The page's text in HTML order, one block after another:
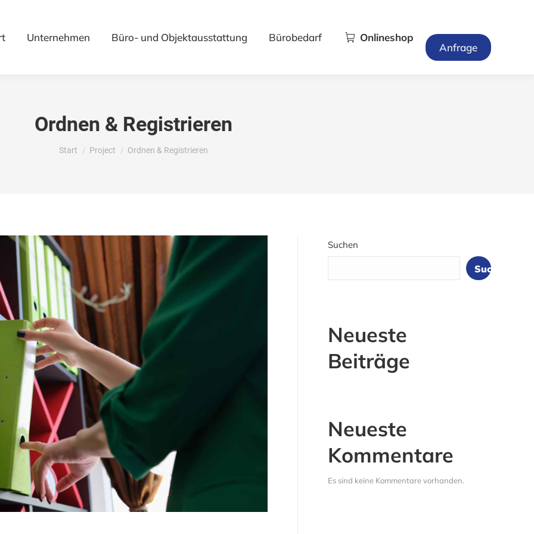
Unternehmen Büro- und Objektausstattung Bürobedarf Onlineshop
Anfrage
Ordnen & Registrieren
Sie befinden sich hier:
Start Project Ordnen & Registrieren
Suchen
Suchen
Neueste
Beiträge
Neueste
Kommentare
Es sind keine Kommentare vorhanden.